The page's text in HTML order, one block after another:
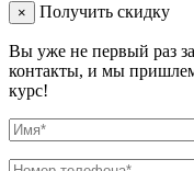
× Получить скидку
Вы уже не первый раз
контакты, и мы
курс!